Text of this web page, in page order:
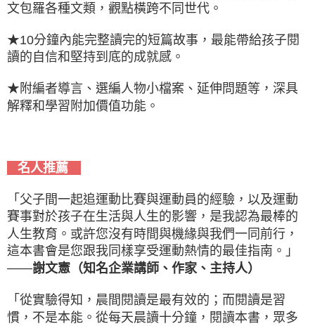
文包羅各種文類，觀點橫跨不同世代。
★10分鐘內能完整讀完的短篇故事，最能帶給孩子閱
讀的自信和堅持到底的成就感。
★附編者導言、選編人物小檔案、延伸問題等，深具
解釋和學習附加價值功能。
名人推薦
「父子間一起追運動比賽與運動員的經驗，以及運動
賽事對於孩子在生活與人生的影響，是我認為最棒的
人生教育。或許您沒有時間與機緣與我們一同前行，
這本書會是您跟我同樣享受運動熱情的最佳指南。」
――謝文憲（知名企業講師、作家、主持人）
「從實驗得知，晨間閱讀是最有效的；而閱讀是習
慣，不是本能。從每天晨讀十分鐘，閱讀本書，眾多